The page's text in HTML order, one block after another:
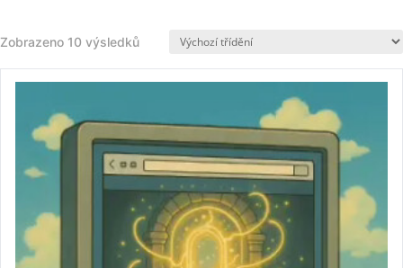
Zobrazeno 10 výsledků